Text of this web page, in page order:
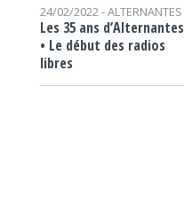
24/02/2022 -ALTERNANTES
Les 35 ans d’Alternantes
• Le début des radios
libres